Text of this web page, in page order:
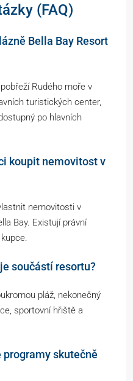
(FAQ)
Bella Bay Resort
Rudého moře v
turistických center,
po hlavních
koupit nemovitost v
nemovitosti v
Bay. Existují právní
součástí resortu?
pláž, nekonečný
sportovní hřiště a
skutečně